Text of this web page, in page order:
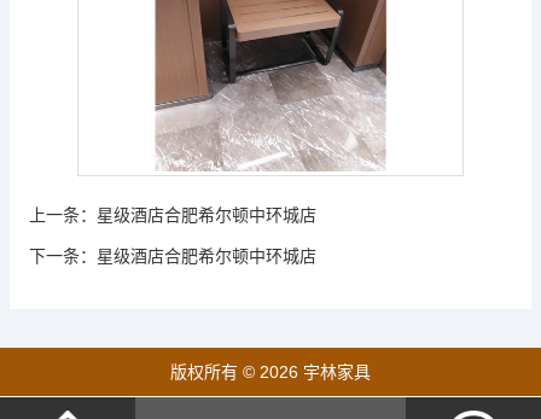
上一条： 星级酒店合肥希尔顿中环城店
下一条： 星级酒店合肥希尔顿中环城店
版权所有 © 2026 宇林家具